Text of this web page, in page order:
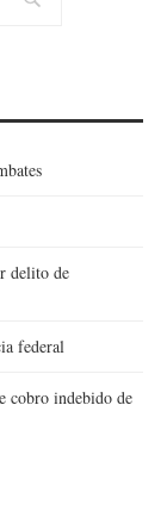
delito de
federal
cobro indebido de